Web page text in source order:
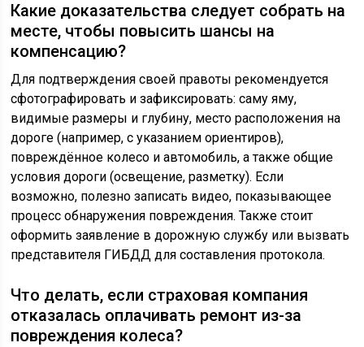
Какие доказательства следует собрать на
месте, чтобы повысить шансы на
компенсацию?
Для подтверждения своей правоты рекомендуется
сфотографировать и зафиксировать: саму яму,
видимые размеры и глубину, место расположения на
дороге (например, с указанием ориентиров),
повреждённое колесо и автомобиль, а также общие
условия дороги (освещение, разметку). Если
возможно, полезно записать видео, показывающее
процесс обнаружения повреждения. Также стоит
оформить заявление в дорожную службу или вызвать
представителя ГИБДД для составления протокола.
Что делать, если страховая компания
отказалась оплачивать ремонт из-за
повреждения колеса?